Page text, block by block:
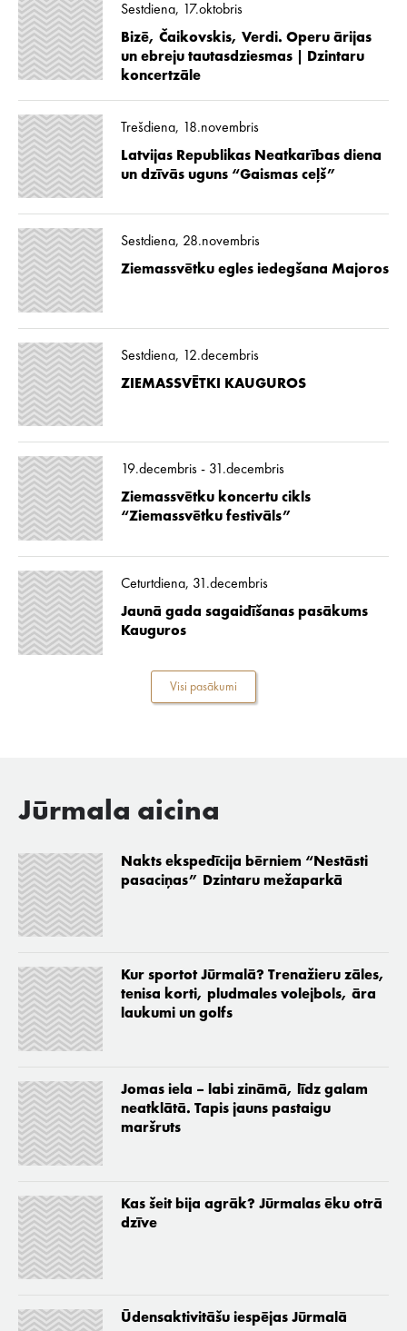
Sestdiena, 17.oktobris
Bizē, Čaikovskis, Verdi. Operu ārijas
un ebreju tautasdziesmas | Dzintaru
koncertzāle
Trešdiena, 18.novembris
Latvijas Republikas Neatkarības diena
un dzīvās uguns “Gaismas ceļš”
Sestdiena, 28.novembris
Ziemassvētku egles iedegšana Majoros
Sestdiena, 12.decembris
ZIEMASSVĒTKI KAUGUROS
19.decembris - 31.decembris
Ziemassvētku koncertu cikls
“Ziemassvētku festivāls”
Ceturtdiena, 31.decembris
Jaunā gada sagaidīšanas pasākums
Kauguros
Visi pasākumi
Jūrmala aicina
Nakts ekspedīcija bērniem “Nestāsti
pasaciņas” Dzintaru mežaparkā
Kur sportot Jūrmalā? Trenažieru zāles,
tenisa korti, pludmales volejbols, āra
laukumi un golfs
Jomas iela – labi zināmā, līdz galam
neatklātā. Tapis jauns pastaigu
maršruts
Kas šeit bija agrāk? Jūrmalas ēku otrā
dzīve
Ūdensaktivitāšu iespējas Jūrmalā